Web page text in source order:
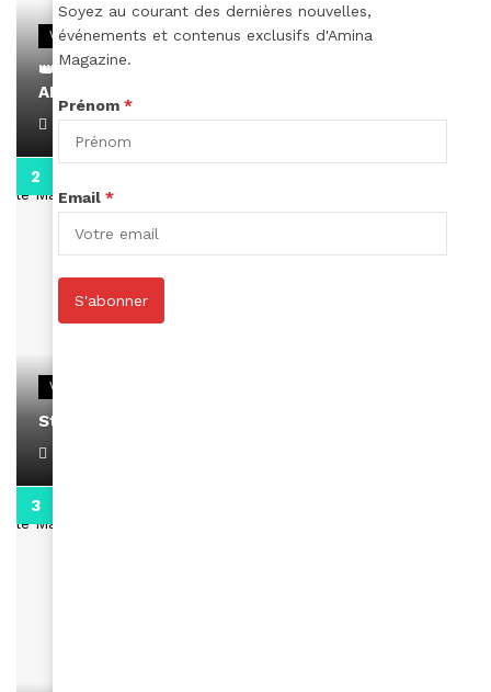
VIDEOS
👑 Remerciements à Ayden pour son message sur
AMINA, le Magazine de la Femme
April 1, 2022
VIDEOS
Stacy passe un message
Soyez au courant des dernières nouvelles,
événements et contenus exclusifs d'Amina
Magazine.
Prénom *
Email *
S'abonner